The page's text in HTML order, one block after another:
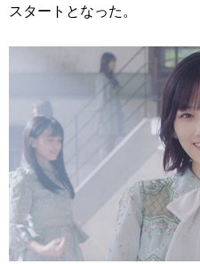
スタートとなった。